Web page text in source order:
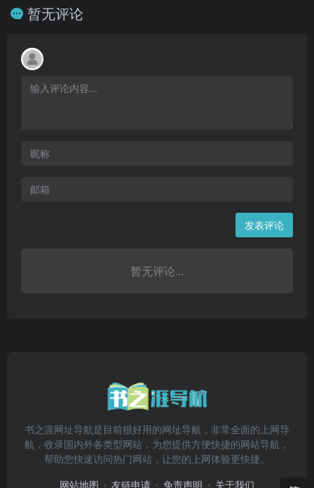
暂无评论
发表评论
暂无评论...
书之涯网址导航是目前很好用的网址导航，非常全面的上网导
航，收录国内外各类型网站，为您提供方便快捷的网站导航，
帮助您快速访问热门网站，让您的上网体验更快捷。
网站地图 友链申请 免责声明 关于我们